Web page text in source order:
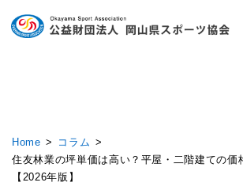
Home
コラム
住友林業の坪単価は高い？平屋・二階建ての価
【2026年版】